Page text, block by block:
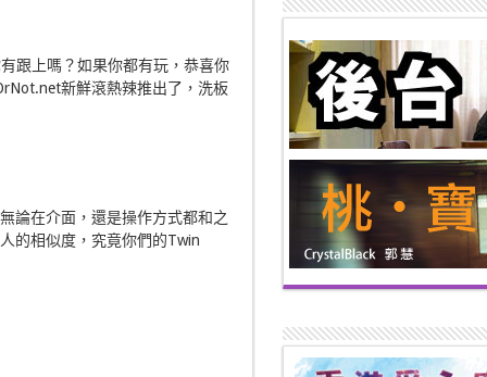
跟上嗎？如果你都有玩，恭喜你
新鮮滾熱辣推出了，洗板
論在介面，還是操作方式都和之
的相似度，究竟你們的Twin